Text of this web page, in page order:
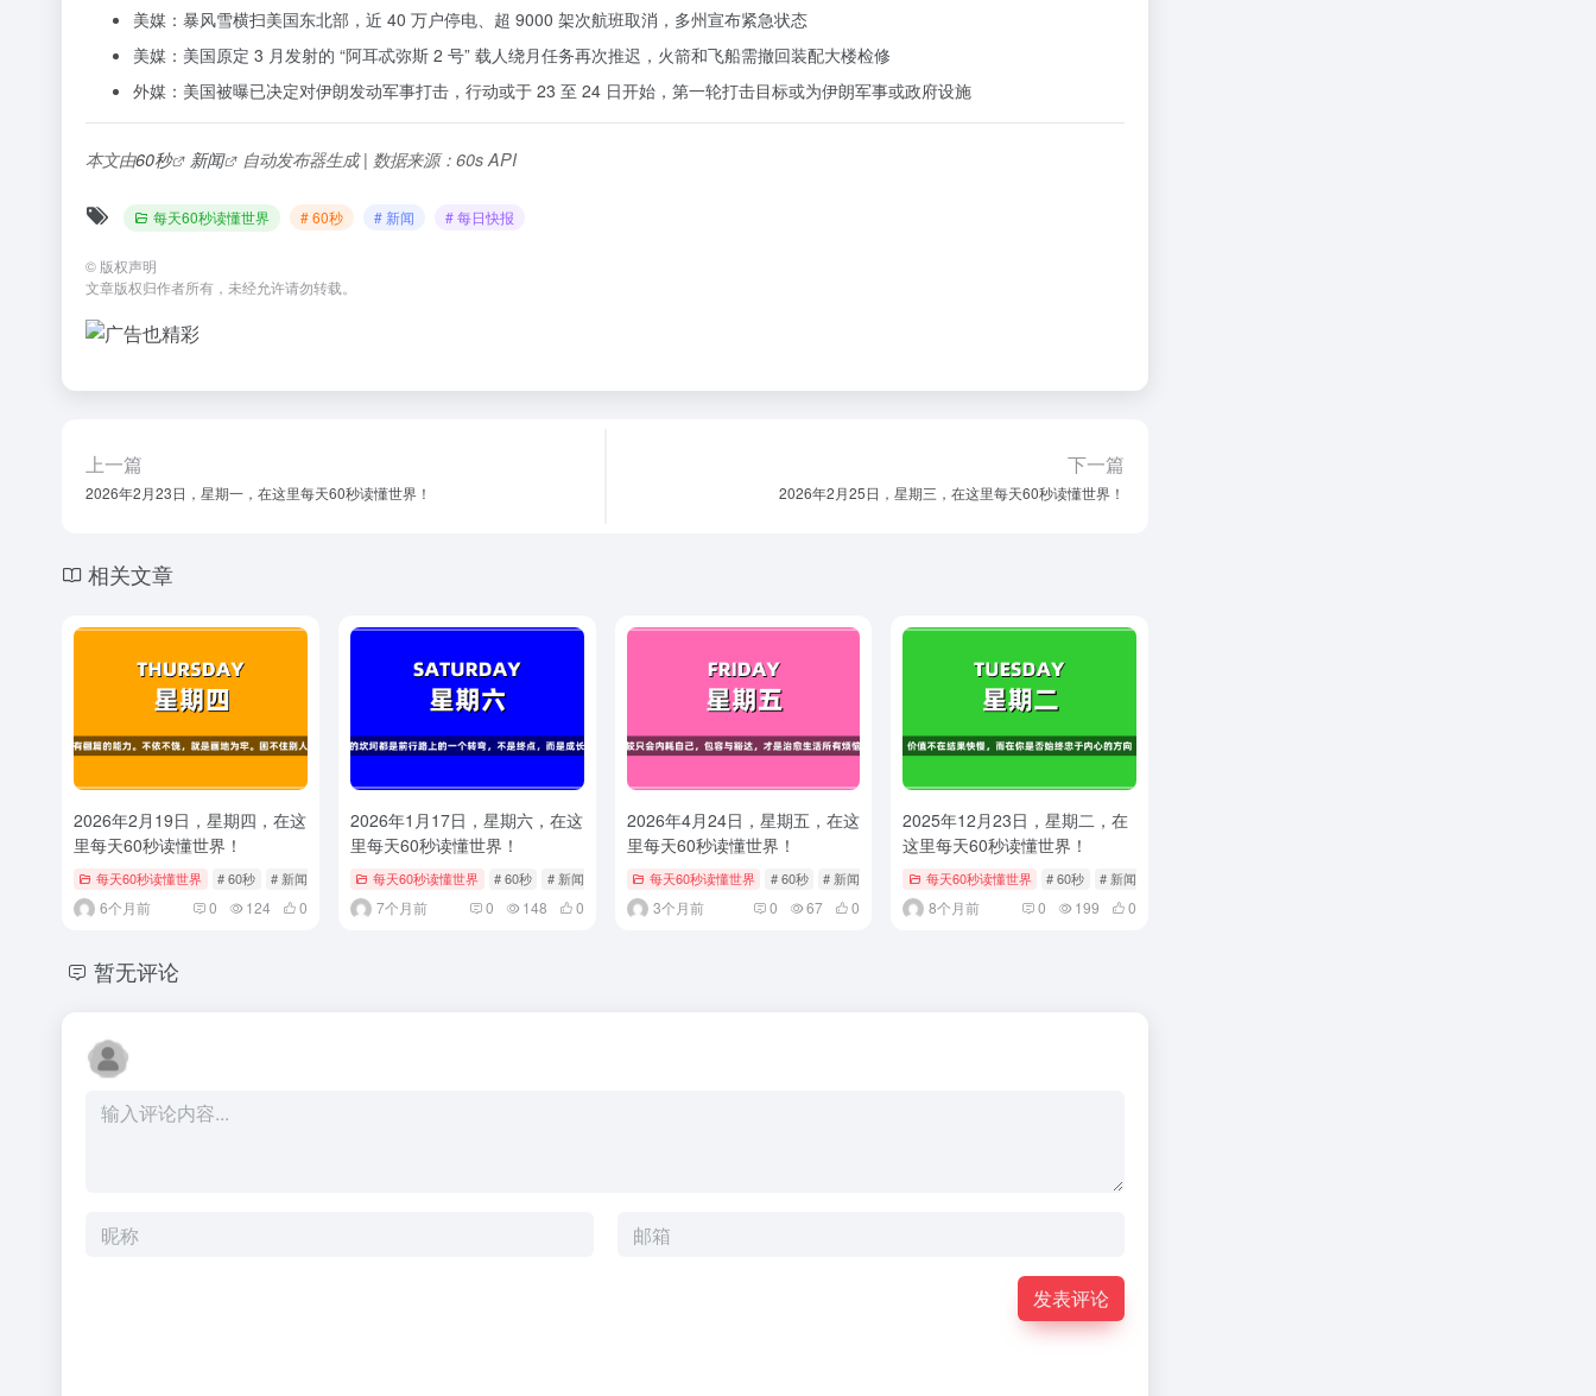
美媒：暴风雪横扫美国东北部，近 40 万户停电、超 9000 架次航班取消，多州宣布紧急状态
美媒：美国原定 3 月发射的 “阿耳忒弥斯 2 号” 载人绕月任务再次推迟，火箭和飞船需撤回装配大楼检修
外媒：美国被曝已决定对伊朗发动军事打击，行动或于 23 至 24 日开始，第一轮打击目标或为伊朗军事或政府设施
本文由60秒 新闻 自动发布器生成 | 数据来源：60s API
每天60秒读懂世界 # 60秒 # 新闻 # 每日快报
© 版权声明
文章版权归作者所有，未经允许请勿转载。
上一篇
2026年2月23日，星期一，在这里每天60秒读懂世界！
下一篇
2026年2月25日，星期三，在这里每天60秒读懂世界！
相关文章
2026年2月19日，星期四，在这
里每天60秒读懂世界！
每天60秒读懂世界 # 60秒 # 新闻 # 每日快报
6个月前 0 124 0
2026年1月17日，星期六，在这
里每天60秒读懂世界！
每天60秒读懂世界 # 60秒 # 新闻 # 每日快报
7个月前 0 148 0
2026年4月24日，星期五，在这
里每天60秒读懂世界！
每天60秒读懂世界 # 60秒 # 新闻 # 每日快报
3个月前 0 67 0
2025年12月23日，星期二，在
这里每天60秒读懂世界！
每天60秒读懂世界 # 60秒 # 新闻
8个月前 0 199 0
暂无评论
发表评论